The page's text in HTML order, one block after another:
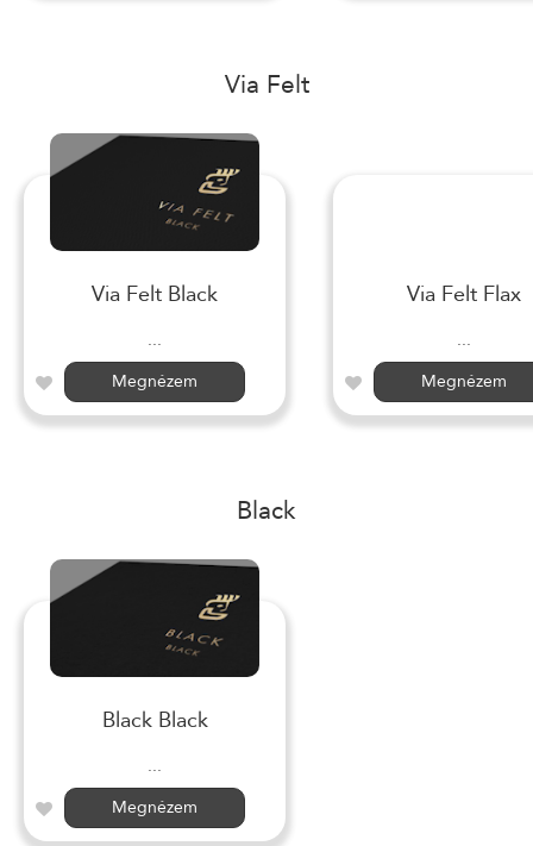
Via Felt
Via Felt Black
...
Megnézem
Via Felt Flax
...
Megnézem
Black
Black Black
...
Megnézem